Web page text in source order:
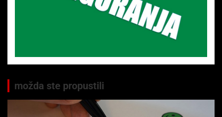
možda ste propustili